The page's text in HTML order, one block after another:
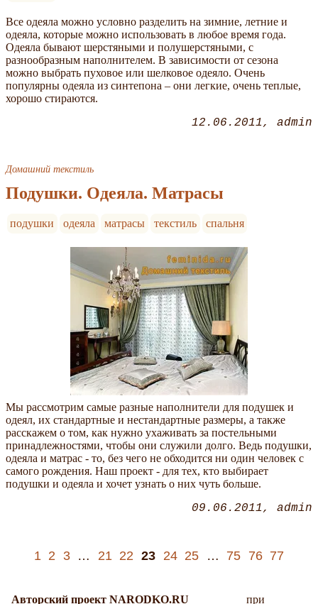
Все одеяла можно условно разделить на зимние, летние и
одеяла, которые можно использовать в любое время года.
Одеяла бывают шерстяными и полушерстяными, с
разнообразным наполнителем. В зависимости от сезона
можно выбрать пуховое или шелковое одеяло. Очень
популярны одеяла из синтепона – они легкие, очень теплые,
хорошо стираются.
12.06.2011 admin
Домашний текстиль
Подушки. Одеяла. Матрасы
подушки одеяла матрасы текстиль спальня
Мы рассмотрим самые разные наполнители для подушек и
одеял, их стандартные и нестандартные размеры, а также
расскажем о том, как нужно ухаживать за постельными
принадлежностями, чтобы они служили долго. Ведь подушки,
одеяла и матрас - то, без чего не обходится ни один человек с
самого рождения. Наш проект - для тех, кто выбирает
подушки и одеяла и хочет узнать о них чуть больше.
09.06.2011 admin
1 2 3 … 21 22 23 24 25 … 75 76 77
Авторский проект NARODKO.RU при